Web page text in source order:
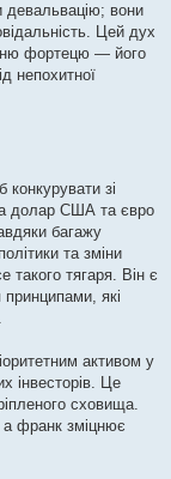
девальвацію; вони
Цей дух
фортецю — його
непохитної
зі
долар США та євро
багажу
та зміни
такого тягаря. Він є
які
активом у
інвесторів. Це
сховища.
а франк зміцнює